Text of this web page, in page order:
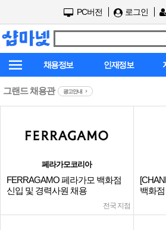
PC버전 로그인
채용정보 인재정보
그랜드 채용관 광고안내
페라가모코리아
FERRAGAMO 페라가모 백화점
신입 및 경력사원 채용
전국 지점
백화